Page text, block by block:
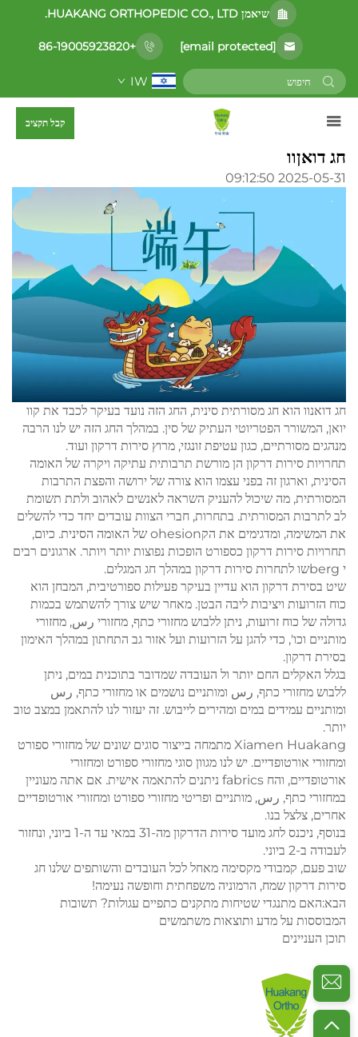
שיאמן HUAKANG ORTHOPEDIC CO., LTD.
[email protected]
+86-19005923820
IW
קבל תקציב
חג דואןוו
2025-05-31 09:12:50
חג דואנוו הוא חג מסורתית סינית, החג הזה נועד בעיקר לכבד את קוו
יואן, המשורר הפטריוטי העתיק של סין. במהלך החג הזה יש לנו הרבה
מנהגים מסורתיים, כגון עטיפת זונגזי, מרוץ סירות דרקון ועוד.
תחרויות סירות דרקון הן מורשת תרבותית עתיקה ויקרה של האומה
הסינית, וארגון זה בפני עצמו הוא צורה של ירושה והפצת התרבות
המסורתית, מה שיכול להעניק השראה לאנשים לאהוב ולתת תשומת
לב לתרבות המסורתית. בתחרות, חברי הצוות עובדים יחד כדי להשלים
את המשימה, ומדגימים את הקohesion של האומה הסינית. כיום,
תחרויות סירות דרקון כספורט הופכות נפוצות יותר ויותר. ארגונים רבים
י bergשו לתחרות סירות דרקון במהלך חג המגלים.
שיט בסירת דרקון הוא עדיין בעיקר פעילות ספורטיבית, המבחן הוא
כוח הזרועות ויציבות ליבה הבטן. מאחר שיש צורך להשתמש בכמות
גדולה של כוח זרועות, ניתן ללבוש מחזורי כתף, מחזורי رس, מחזורי
מותניים וכו', כדי להגן על הזרועות ועל אזור גב התחתון במהלך האימון
בסירת דרקון.
בגלל האקלים החם יותר ול העובדה שמדובר בתוכנית במים, ניתן
ללבוש מחזורי כתף, رس ומותניים נושמים או מחזורי כתף, رس
ומותניים עמידים במים ומהירים לייבוש. זה יעזור לנו להתאמן במצב טוב
יותר.
Xiamen Huakang מתמחה בייצור סוגים שונים של מחזורי ספורט
ומחזורי אורטופדיים. יש לנו מגוון סוגי מחזורי ספורט ומחזורי
אורטופדיים, והח fabrics ניתנים להתאמה אישית. אם אתה מעוניין
במחזורי כתף, رس, מותניים ופריטי מחזורי ספורט ומחזורי אורטופדיים
אחרים, צלצל בנו.
בנוסף, ניכנס לחג מועד סירות הדרקון מה-31 במאי עד ה-1 ביוני, ונחזור
לעבודה ב-2 ביוני.
שוב פעם, קמבודי מקסימה מאחל לכל העובדים והשותפים שלנו חג
סירות דרקון שמח, הרמוניה משפחתית וחופשה נעימה!
הבא:האם מתנגדי שטיחות מתקנים כתפיים עגולות? תשובות
המבוססות על מדע ותוצאות משתמשים
תוכן העניינים